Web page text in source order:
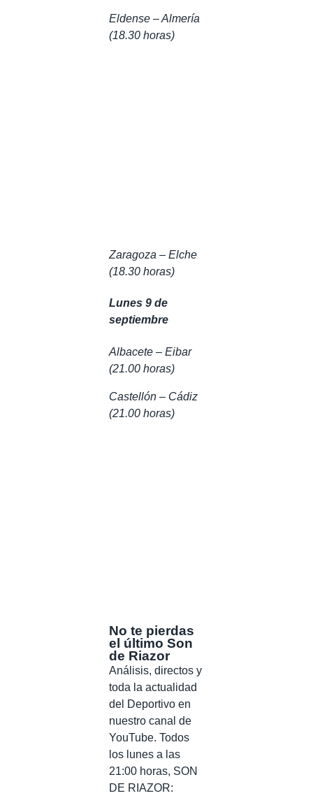
Eldense – Almería
(18.30 horas)
Zaragoza – Elche
(18.30 horas)
Lunes 9 de
septiembre
Albacete – Eibar
(21.00 horas)
Castellón – Cádiz
(21.00 horas)
No te pierdas
el último Son
de Riazor
Análisis, directos y
toda la actualidad
del Deportivo en
nuestro canal de
YouTube. Todos
los lunes a las
21:00 horas, SON
DE RIAZOR: